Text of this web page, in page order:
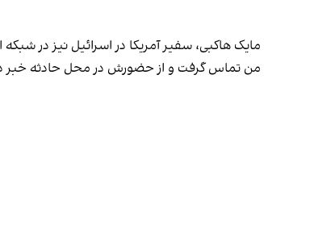
مایک هاکبی، سفیر آمریکا در اسرائیل نیز در
من تماس گرفت و از حضورش در محل حادثه خبر